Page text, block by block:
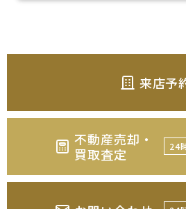
来店予
不動産売却・
買取査定
24